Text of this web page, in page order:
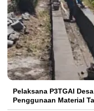
Pelaksana P3TGAI
Penggunaan Material